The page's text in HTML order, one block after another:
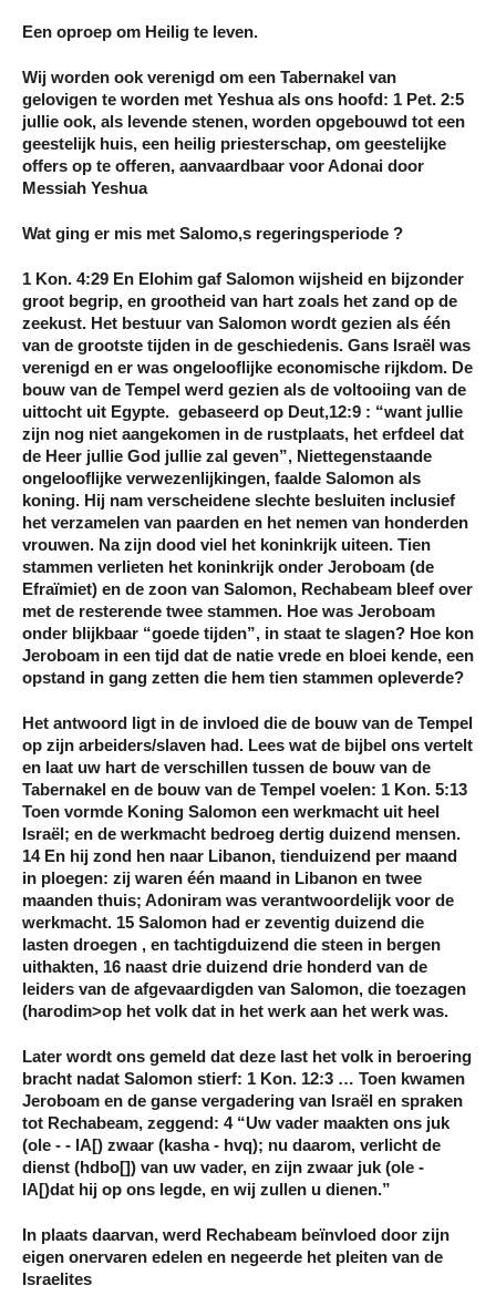
Een oproep om Heilig te leven.
Wij worden ook verenigd om een Tabernakel van
gelovigen te worden met Yeshua als ons hoofd: 1 Pet. 2:5
jullie ook, als levende stenen, worden opgebouwd tot een
geestelijk huis, een heilig priesterschap, om geestelijke
offers op te offeren, aanvaardbaar voor Adonai door
Messiah Yeshua
Wat ging er mis met Salomo,s regeringsperiode ?
1 Kon. 4:29 En Elohim gaf Salomon wijsheid en bijzonder
groot begrip, en grootheid van hart zoals het zand op de
zeekust. Het bestuur van Salomon wordt gezien als één
van de grootste tijden in de geschiedenis. Gans Israël was
verenigd en er was ongelooflijke economische rijkdom. De
bouw van de Tempel werd gezien als de voltooiing van de
uittocht uit Egypte. gebaseerd op Deut,12:9 : “want jullie
zijn nog niet aangekomen in de rustplaats, het erfdeel dat
de Heer jullie God jullie zal geven”, Niettegenstaande
ongelooflijke verwezenlijkingen, faalde Salomon als
koning. Hij nam verscheidene slechte besluiten inclusief
het verzamelen van paarden en het nemen van honderden
vrouwen. Na zijn dood viel het koninkrijk uiteen. Tien
stammen verlieten het koninkrijk onder Jeroboam (de
Efraïmiet) en de zoon van Salomon, Rechabeam bleef over
met de resterende twee stammen. Hoe was Jeroboam
onder blijkbaar “goede tijden”, in staat te slagen? Hoe kon
Jeroboam in een tijd dat de natie vrede en bloei kende, een
opstand in gang zetten die hem tien stammen opleverde?
Het antwoord ligt in de invloed die de bouw van de Tempel
op zijn arbeiders/slaven had. Lees wat de bijbel ons vertelt
en laat uw hart de verschillen tussen de bouw van de
Tabernakel en de bouw van de Tempel voelen: 1 Kon. 5:13
Toen vormde Koning Salomon een werkmacht uit heel
Israël; en de werkmacht bedroeg dertig duizend mensen.
14 En hij zond hen naar Libanon, tienduizend per maand
in ploegen: zij waren één maand in Libanon en twee
maanden thuis; Adoniram was verantwoordelijk voor de
werkmacht. 15 Salomon had er zeventig duizend die
lasten droegen , en tachtigduizend die steen in bergen
uithakten, 16 naast drie duizend drie honderd van de
leiders van de afgevaardigden van Salomon, die toezagen
(harodim>op het volk dat in het werk aan het werk was.
Later wordt ons gemeld dat deze last het volk in beroering
bracht nadat Salomon stierf: 1 Kon. 12:3 … Toen kwamen
Jeroboam en de ganse vergadering van Israël en spraken
tot Rechabeam, zeggend: 4 “Uw vader maakten ons juk
(ole - - lA[) zwaar (kasha - hvq); nu daarom, verlicht de
dienst (hdbo[]) van uw vader, en zijn zwaar juk (ole -
lA[)dat hij op ons legde, en wij zullen u dienen.”
In plaats daarvan, werd Rechabeam beïnvloed door zijn
eigen onervaren edelen en negeerde het pleiten van de
Israelites